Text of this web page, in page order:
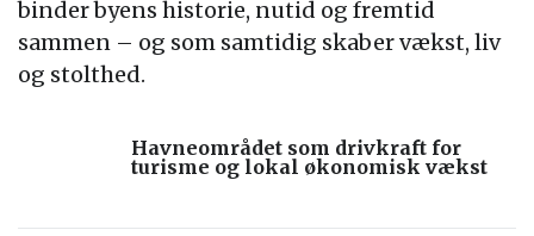
binder byens historie, nutid og fremtid
sammen – og som samtidig skaber vækst, liv
og stolthed.
Havneområdet som drivkraft for
turisme og lokal økonomisk vækst